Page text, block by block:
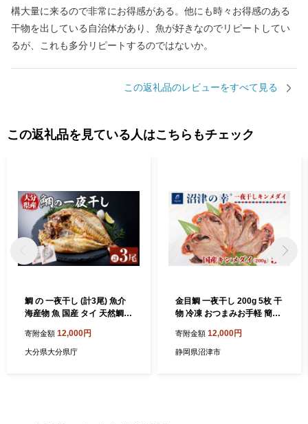
構大量に来るので非常にお得感がある。他にも時々お得感のある
干物を出している自治体があり、魚が好きなのでリピートしてい
るが、これも多分リピートするのではないか。
この返礼品のレビューをすべて見る
この返礼品を見ている人はこちらもチェック
鯛 の 一夜干し (計3尾) 魚介
海産物 魚 国産 タイ 天然鯛
かず おつまみ つまみ 【opar
005】【磯武】
寄附金額 12,000円
大分県大分県庁
金目鯛 一夜干し 200g 5枚 干
物 冷凍 おつまみお手軽 簡単
イ 干物 詰め合わせ セット ひ
寄附金額 12,000円
静岡県沼津市